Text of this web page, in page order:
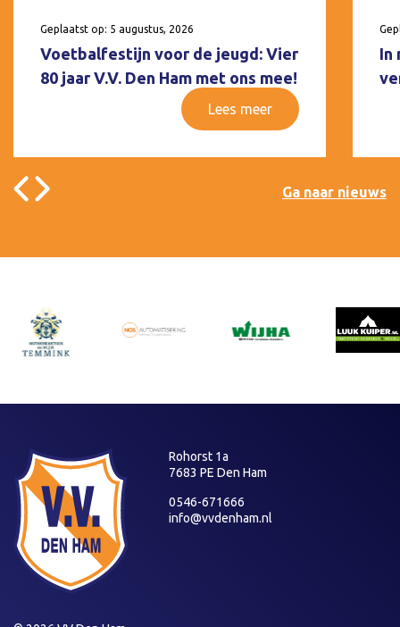
Geplaatst op: 5 augustus, 2026
Voetbalfestijn voor de jeugd: Vier
80 jaar V.V. Den Ham met ons mee!
Lees meer
In
Ga naar nieuws
Rohorst 1a
7683 PE Den Ham
0546-671666
info@vvdenham.nl